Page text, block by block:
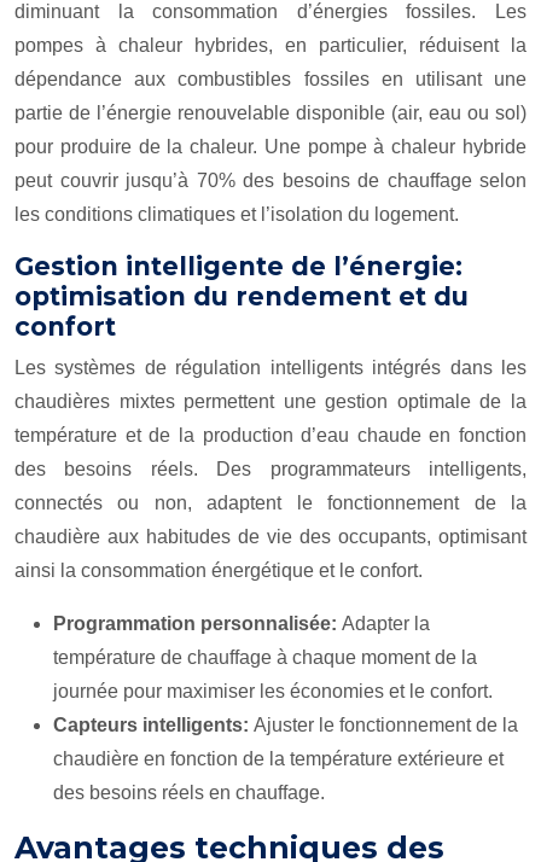
diminuant la consommation d’énergies fossiles. Les
pompes à chaleur hybrides, en particulier, réduisent la
dépendance aux combustibles fossiles en utilisant une
partie de l’énergie renouvelable disponible (air, eau ou sol)
pour produire de la chaleur. Une pompe à chaleur hybride
peut couvrir jusqu’à 70% des besoins de chauffage selon
les conditions climatiques et l’isolation du logement.
Gestion intelligente de l’énergie:
optimisation du rendement et du
confort
Les systèmes de régulation intelligents intégrés dans les
chaudières mixtes permettent une gestion optimale de la
température et de la production d’eau chaude en fonction
des besoins réels. Des programmateurs intelligents,
connectés ou non, adaptent le fonctionnement de la
chaudière aux habitudes de vie des occupants, optimisant
ainsi la consommation énergétique et le confort.
Programmation personnalisée: Adapter la
température de chauffage à chaque moment de la
journée pour maximiser les économies et le confort.
Capteurs intelligents: Ajuster le fonctionnement de la
chaudière en fonction de la température extérieure et
des besoins réels en chauffage.
Avantages techniques des